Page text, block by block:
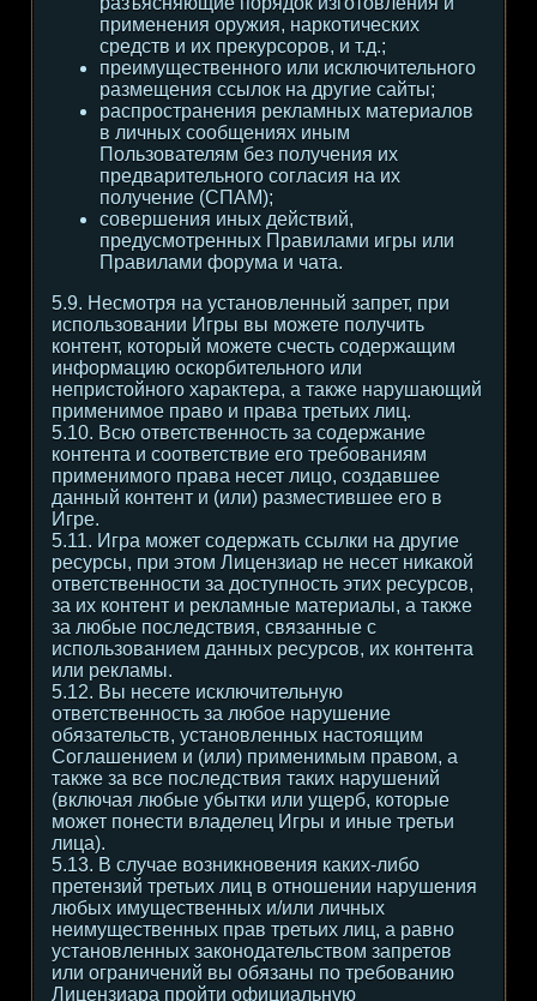
применения оружия, наркотических
средств и их прекурсоров, и т.д.;
преимущественного или исключительного
размещения ссылок на другие сайты;
распространения рекламных материалов
в личных сообщениях иным
Пользователям без получения их
предварительного согласия на их
получение (СПАМ);
совершения иных действий,
предусмотренных Правилами игры или
Правилами форума и чата.
5.9. Несмотря на установленный запрет, при
использовании Игры вы можете получить
контент, который можете счесть содержащим
информацию оскорбительного или
непристойного характера, а также нарушающий
применимое право и права третьих лиц.
5.10. Всю ответственность за содержание
контента и соответствие его требованиям
применимого права несет лицо, создавшее
данный контент и (или) разместившее его в
Игре.
5.11. Игра может содержать ссылки на другие
ресурсы, при этом Лицензиар не несет никакой
ответственности за доступность этих ресурсов,
за их контент и рекламные материалы, а также
за любые последствия, связанные с
использованием данных ресурсов, их контента
или рекламы.
5.12. Вы несете исключительную
ответственность за любое нарушение
обязательств, установленных настоящим
Соглашением и (или) применимым правом, а
также за все последствия таких нарушений
(включая любые убытки или ущерб, которые
может понести владелец Игры и иные третьи
лица).
5.13. В случае возникновения каких-либо
претензий третьих лиц в отношении нарушения
любых имущественных и/или личных
неимущественных прав третьих лиц, а равно
установленных законодательством запретов
или ограничений вы обязаны по требованию
Лицензиара пройти официальную